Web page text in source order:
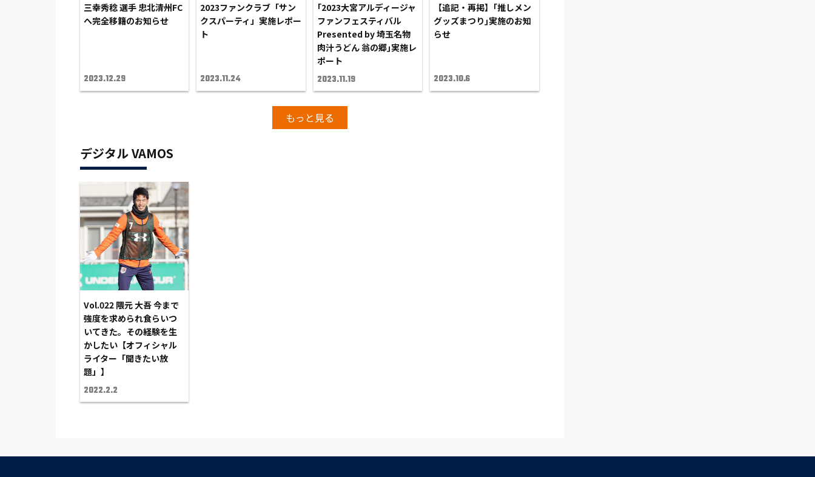
三幸秀稔 選手 忠北清州FC
へ完全移籍のお知らせ
2023.12.29
2023ファンクラブ「サン
クスパーティ」実施レポー
ト
2023.11.24
｢2023大宮アルディージャ
ファンフェスティバル
Presented by 埼玉名物
肉汁うどん 翁の郷｣実施レ
ポート
2023.11.19
【追記・再掲】｢推しメン
グッズまつり｣実施のお知
らせ
2023.10.6
もっと見る
デジタル VAMOS
Vol.022 隈元 大吾 今まで
強度を求められ食らいつ
いてきた。その経験を生
かしたい【オフィシャル
ライター「聞きたい放
題」】
2022.2.2